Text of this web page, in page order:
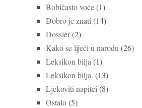
Bobičasto voće(1)
Dobro je znati (14)
Dossier(2)
Kako se liječi u narodu (26)
Leksikon bilja (1)
Leksikon bilja. (13)
Ljekoviti napitci (8)
Ostalo(5)